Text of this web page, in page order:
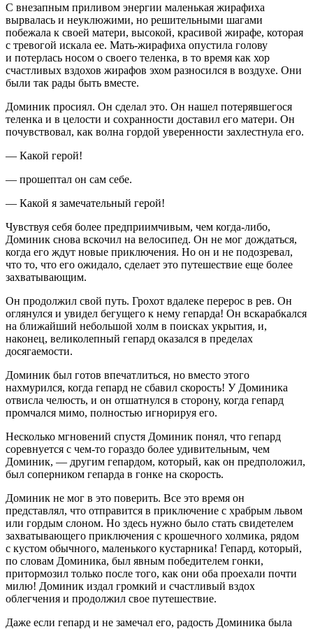
С внезапным приливом энергии маленькая жирафиха
вырвалась и неуклюжими, но решительными шагами
побежала к своей матери, высокой, красивой жирафе, которая
с тревогой искала ее. Мать-жирафиха опустила голову
и потерлась носом о своего теленка, в то время как хор
счастливых вздохов жирафов эхом разносился в воздухе. Они
были так рады быть вместе.
Доминик просиял. Он сделал это. Он нашел потерявшегося
теленка и в целости и сохранности доставил его матери. Он
почувствовал, как волна гордой уверенности захлестнула его.
— Какой герой!
— прошептал он сам себе.
— Какой я замечательный герой!
Чувствуя себя более предприимчивым, чем когда-либо,
Доминик снова вскочил на велосипед. Он не мог дождаться,
когда его ждут новые приключения. Но он и не подозревал,
что то, что его ожидало, сделает это путешествие еще более
захватывающим.
Он продолжил свой путь. Грохот вдалеке перерос в рев. Он
оглянулся и увидел бегущего к нему гепарда! Он вскарабкался
на ближайший небольшой холм в поисках укрытия, и,
наконец, великолепный гепард оказался в пределах
досягаемости.
Доминик был готов впечатлиться, но вместо этого
нахмурился, когда гепард не сбавил скорость! У Доминика
отвисла челюсть, и он отшатнулся в сторону, когда гепард
промчался мимо, полностью игнорируя его.
Несколько мгновений спустя Доминик понял, что гепард
соревнуется с чем-то гораздо более удивительным, чем
Доминик, — другим гепардом, который, как он предположил,
был соперником гепарда в гонке на скорость.
Доминик не мог в это поверить. Все это время он
представлял, что отправится в приключение с храбрым львом
или гордым слоном. Но здесь нужно было стать свидетелем
захватывающего приключения с крошечного холмика, рядом
с кустом обычного, маленького кустарника! Гепард, который,
по словам Доминика, был явным победителем гонки,
притормозил только после того, как они оба проехали почти
милю! Доминик издал громкий и счастливый вздох
облегчения и продолжил свое путешествие.
Даже если гепард и не замечал его, радость Доминика была